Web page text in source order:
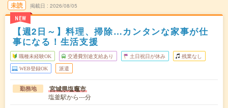
未読
NEW
掲載日 2026/08/05
【週2日～】料理、掃除…カンタンな家事が仕
事になる！生活支援
職種未経験OK 交通費別途支給あり 土日祝日が休み 残業なし
WEB登録OK 派遣
勤務地 宮城県塩竈市
塩釜駅から---分